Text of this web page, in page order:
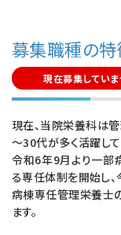
募集職種の特
現在募集していま
現在、当院栄養科は
～30代が多く活躍し
令和6年9月より一部
る専任体制を開始し、
病棟専任管理栄養士
ます。